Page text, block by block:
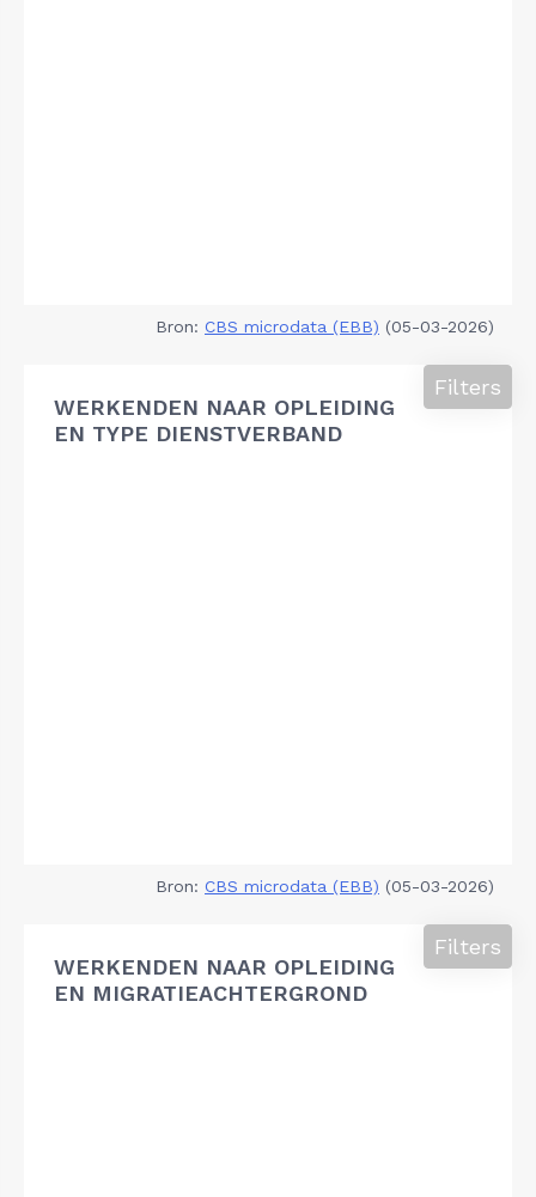
Bron: CBS microdata (EBB) (05-03-2026)
WERKENDEN NAAR OPLEIDING
EN TYPE DIENSTVERBAND
Filters
Bron: CBS microdata (EBB) (05-03-2026)
WERKENDEN NAAR OPLEIDING
EN MIGRATIEACHTERGROND
Filters